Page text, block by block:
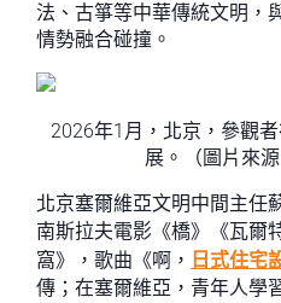
法、古箏等中華傳統文明，
情勢融合碰撞。
2026年1月，北京，參觀
展。（圖片來源
北京塞爾維亞文明中間主任
南斯拉夫電影《橋》《瓦爾
窩》，歌曲《啊， 日式住宅
傳；在塞爾維亞，青年人學